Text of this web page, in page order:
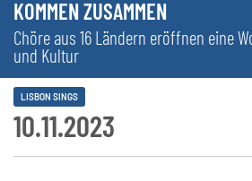
KOMMEN ZUSAMMEN
Chöre aus 16 Ländern eröffnen eine
und Kultur
10.11.2023
LISBON SINGS